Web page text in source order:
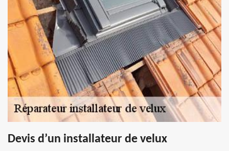
Devis d’un installateur de velux